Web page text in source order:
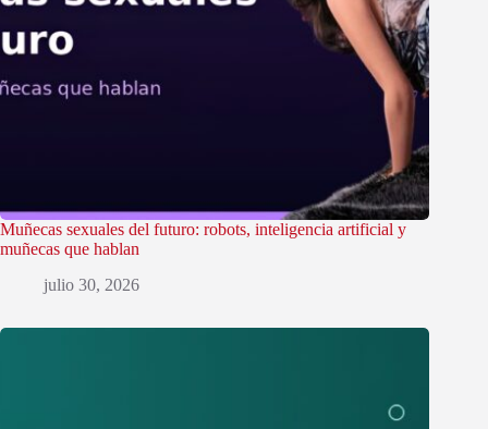
Muñecas sexuales del futuro: robots, inteligencia artificial y
muñecas que hablan
julio 30, 2026